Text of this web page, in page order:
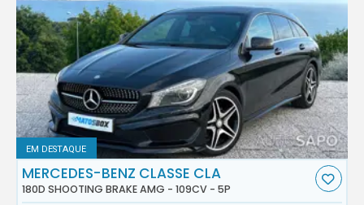
EM DESTAQUE
MERCEDES-BENZ CLASSE CLA
180D SHOOTING BRAKE AMG - 109CV - 5P